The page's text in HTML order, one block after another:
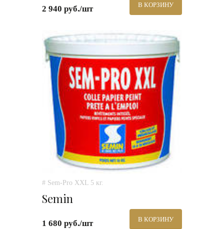
2 940 руб./шт В КОРЗИНУ
# Sem-Pro XXL 5 кг.
Semin
1 680 руб./шт В КОРЗИНУ